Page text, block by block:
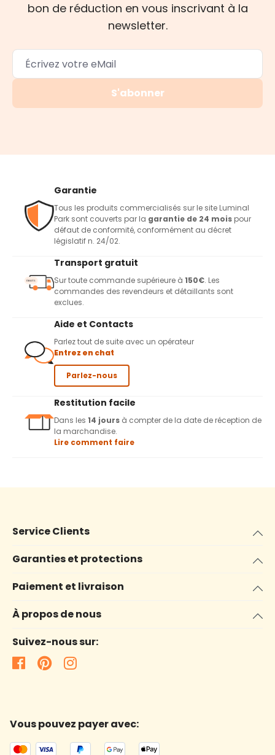
bon de réduction en vous inscrivant à la
newsletter.
S'abonner
Garantie
Tous les produits commercialisés sur le site Luminal
Park sont couverts par la garantie de 24 mois pour
défaut de conformité, conformément au décret
législatif n. 24/02.
Transport gratuit
Sur toute commande supérieure à 150€. Les
commandes des revendeurs et détaillants sont
exclues.
Aide et Contacts
Parlez tout de suite avec un opérateur
Entrez en chat
Parlez-nous
Restitution facile
Dans les 14 jours à compter de la date de réception de
la marchandise.
Lire comment faire
Service Clients
Garanties et protections
Paiement et livraison
À propos de nous
Suivez-nous sur:
Vous pouvez payer avec: